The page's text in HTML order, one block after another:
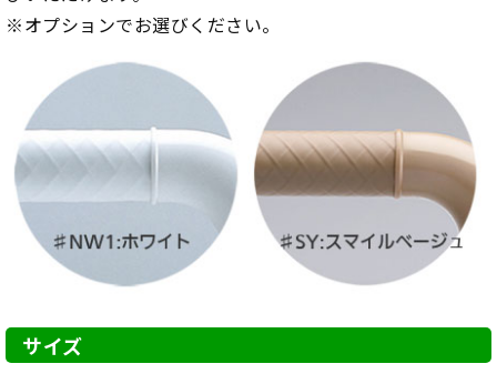
※オプションでお選びください。
サイズ